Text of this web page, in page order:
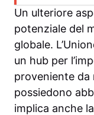
Un ulteriore
potenziale del
globale.
un hub per
proveniente da
possiedono
implica anche